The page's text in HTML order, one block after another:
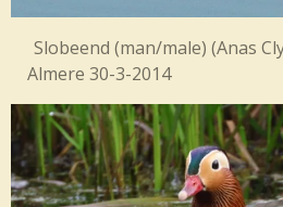
Slobeend (man/male) (Anas
Almere 30-